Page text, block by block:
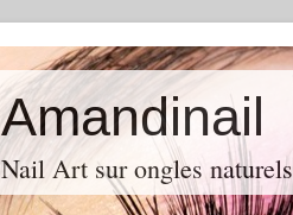
Amandinail
Nail Art sur ongles naturels